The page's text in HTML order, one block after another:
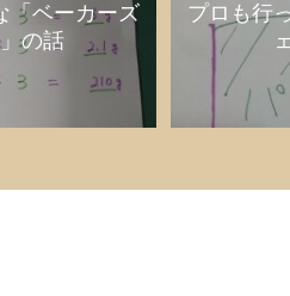
「ベーカーズ
の話
プロも行